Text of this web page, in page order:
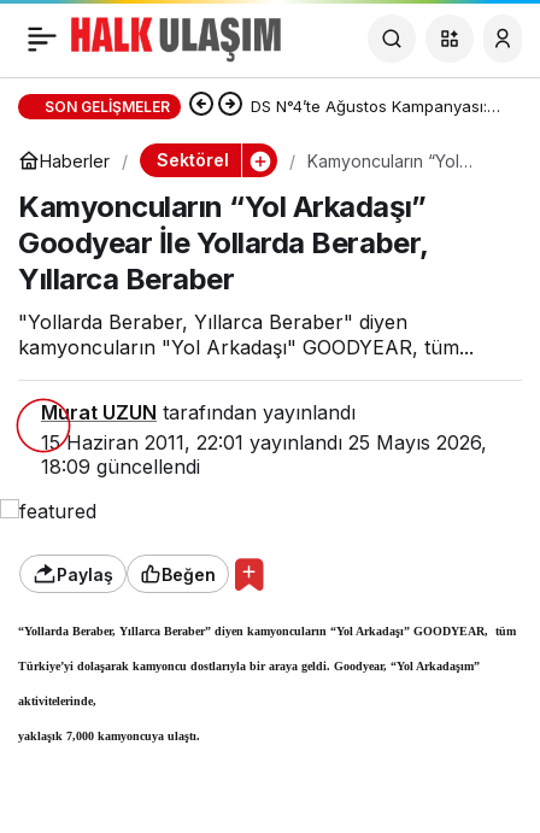
SON GELIŞMELER DS N°4’te Ağustos Kampanyası:
Kredi ve Takas Desteği Bir Arada
Haberler Sektörel
Kamyoncuların “Yol
Yollarda Beraber, Yıllarca
Beraber
Kamyoncuların “Yol Arkadaşı”
Goodyear İle Yollarda Beraber,
Yıllarca Beraber
"Yollarda Beraber, Yıllarca Beraber" diyen
kamyoncuların "Yol Arkadaşı" GOODYEAR, tüm...
Murat UZUN tarafından yayınlandı
15 Haziran 2011, 22:01 yayınlandı 25 Mayıs 2026,
18:09 güncellendi
Paylaş Beğen
“Yollarda Beraber, Yıllarca Beraber” diyen kamyoncuların “Yol Arkadaşı” GOODYEAR, tüm
Türkiye’yi dolaşarak kamyoncu dostlarıyla bir araya geldi. Goodyear, “Yol Arkadaşım”
aktivitelerinde,
yaklaşık 7,000 kamyoncuya ulaştı.
Kamyoncuların “Yol
Arkadaşı” Goodyear İle
Yollarda Beraber,
Yıllarca Beraber